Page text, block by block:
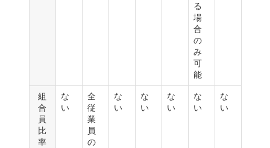
る
場
合
の
み
可
能
組
合
員
比
率
な
い
全
従
業
員
の
な
い
な
い
な
い
な
い
な
い